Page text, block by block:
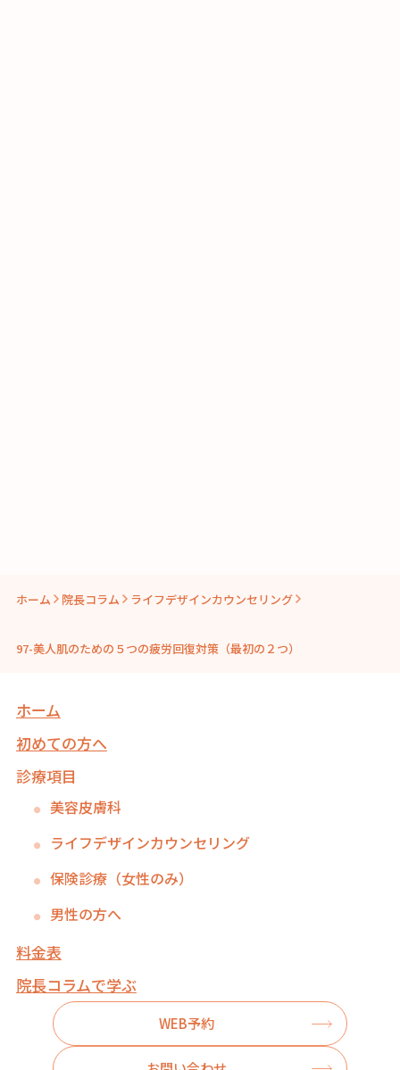
ホーム 院長コラム ライフデザインカウンセリング
97-美人肌のための５つの疲労回復対策（最初の２つ）
ホーム
初めての方へ
診療項目
美容皮膚科
ライフデザインカウンセリング
保険診療（女性のみ）
男性の方へ
料金表
院長コラムで学ぶ
WEB予約